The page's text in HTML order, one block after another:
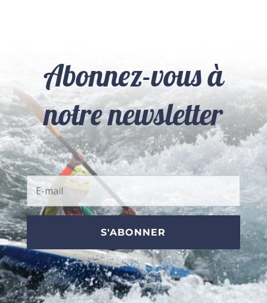
Abonnez-vous à
notre newsletter
S'ABONNER